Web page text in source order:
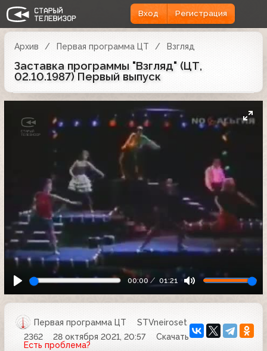
Вход Регистрация
Архив Первая программа ЦТ Взгляд
Заставка программы "Взгляд" (ЦТ,
02.10.1987) Первый выпуск
00:00 01:21
Первая программа ЦТ
STVneiroset
2362
28 октября 2021, 20:57
Скачать
Есть проблема?